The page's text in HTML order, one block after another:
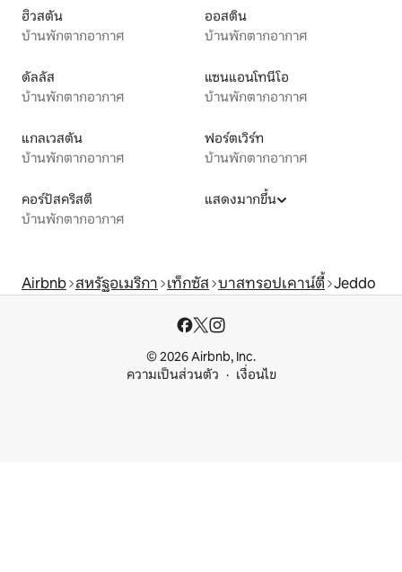
ฮิวสตัน
บ้านพักตากอากาศ
ออสติน
บ้านพักตากอากาศ
ดัลลัส
บ้านพักตากอากาศ
แซนแอนโทนีโอ
บ้านพักตากอากาศ
แกลเวสตัน
บ้านพักตากอากาศ
ฟอร์ตเวิร์ท
บ้านพักตากอากาศ
คอร์ปัสคริสตี
บ้านพักตากอากาศ
แสดงมากขึ้น
Airbnb สหรัฐอเมริกา เท็กซัส บาสทรอปเคาน์ตี้ Jeddo
© 2026 Airbnb, Inc.
ความเป็นส่วนตัว
เงื่อนไข